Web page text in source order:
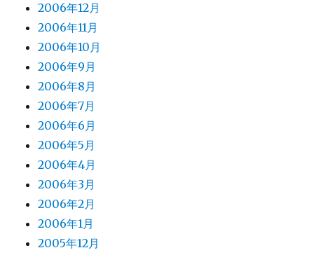
2006年12月
2006年11月
2006年10月
2006年9月
2006年8月
2006年7月
2006年6月
2006年5月
2006年4月
2006年3月
2006年2月
2006年1月
2005年12月